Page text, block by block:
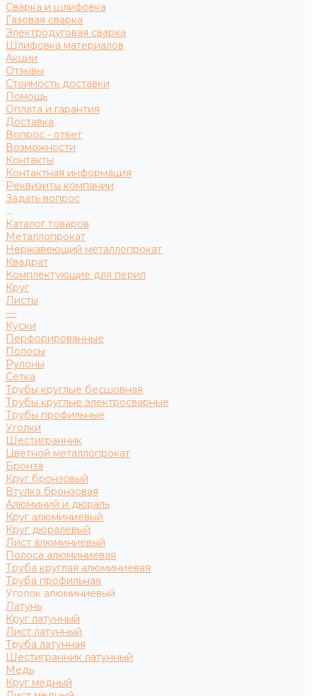
Сварка и шлифовка
Газовая сварка
Электродуговая сварка
Шлифовка материалов
Акции
Отзывы
Стоимость доставки
Помощь
Оплата и гарантия
Доставка
Вопрос - ответ
Возможности
Контакты
Контактная информация
Реквизиты компании
Задать вопрос
...
Каталог товаров
Металлопрокат
Нержавеющий металлопрокат
Квадрат
Комплектующие для перил
Круг
Листы
---
Куски
Перфорированные
Полосы
Рулоны
Сетка
Трубы круглые бесшовная
Трубы круглые электросварные
Трубы профильные
Уголки
Шестигранник
Цветной металлопрокат
Бронза
Круг бронзовый
Втулка бронзовая
Алюминий и дюраль
Круг алюминиевый
Круг дюралевый
Лист алюминиевый
Полоса алюминиевая
Труба круглая алюминиевая
Труба профильная
Уголок алюминиевый
Латунь
Круг латунный
Лист латунный
Труба латунная
Шестигранник латунный
Медь
Круг медный